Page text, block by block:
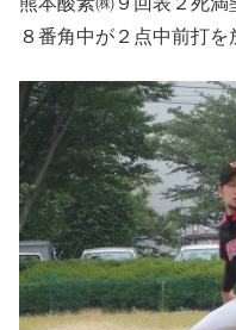
８番角中が２点中前打を